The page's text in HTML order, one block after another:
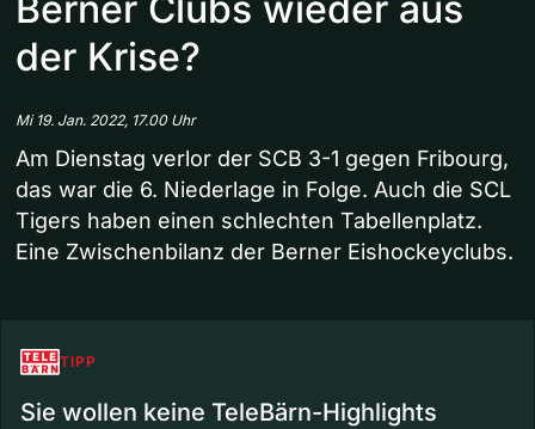
der Krise?
Mi 19. Jan. 2022, 17.00 Uhr
Am Dienstag verlor der SCB 3-1 gegen Fribourg,
das war die 6. Niederlage in Folge. Auch die SCL
Tigers haben einen schlechten Tabellenplatz.
Eine Zwischenbilanz der Berner Eishockeyclubs.
TIPP
Sie wollen keine TeleBärn-Highlights